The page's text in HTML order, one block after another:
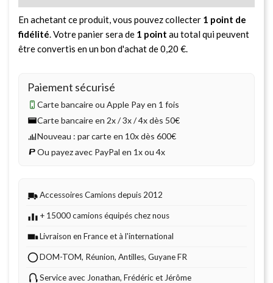
En achetant ce produit, vous pouvez collecter 1 point de
fidélité. Votre panier sera de 1 point au total qui peuvent
être convertis en un bon d'achat de0,20 €.
Paiement sécurisé
Carte bancaire ou Apple Pay en 1 fois
Carte bancaire en 2x / 3x / 4x dès 50€
Nouveau : par carte en 10x dès 600€
Ou payez avec PayPal en 1x ou 4x
Accessoires Camions depuis 2012
+ 15000 camions équipés chez nous
Livraison en France et à l'international
DOM-TOM, Réunion, Antilles, Guyane FR
Service avec Jonathan, Frédéric et Jérôme